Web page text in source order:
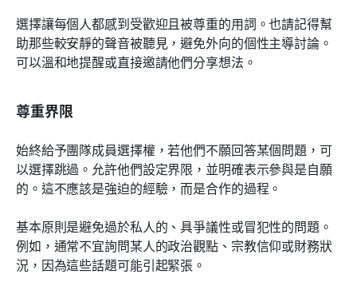
選擇讓每個人都感到受歡迎且被尊重的用詞。也請記得幫
助那些較安靜的聲音被聽見，避免外向的個性主導討論。
可以溫和地提醒或直接邀請他們分享想法。
尊重界限
始終給予團隊成員選擇權，若他們不願回答某個問題，可
以選擇跳過。允許他們設定界限，並明確表示參與是自願
的。這不應該是強迫的經驗，而是合作的過程。
基本原則是避免過於私人的、具爭議性或冒犯性的問題。
例如，通常不宜詢問某人的政治觀點、宗教信仰或財務狀
況，因為這些話題可能引起緊張。